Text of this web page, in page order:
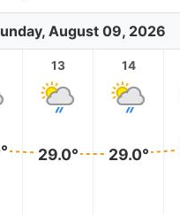
August 09, 2026
13
29.0°
14
29.0°